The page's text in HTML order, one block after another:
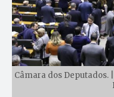
Câmara dos Deputados.